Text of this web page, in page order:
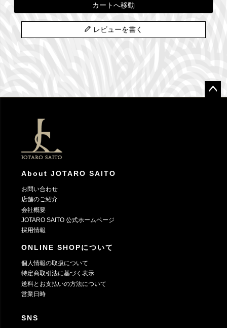
カートへ移動
レビューを書く
About JOTARO SAITO
お問い合わせ
店舗のご紹介
会社概要
JOTARO SAITO 公式ホームページ
採用情報
ONLINE SHOPについて
個人情報の取扱について
特定商取引法に基づく表示
送料とお支払いの方法について
営業日時
SNS